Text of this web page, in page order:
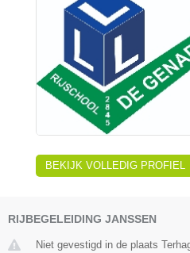
BEKIJK VOLLEDIG PROFIEL
RIJBEGELEIDING JANSSEN
Niet gevestigd in de plaats